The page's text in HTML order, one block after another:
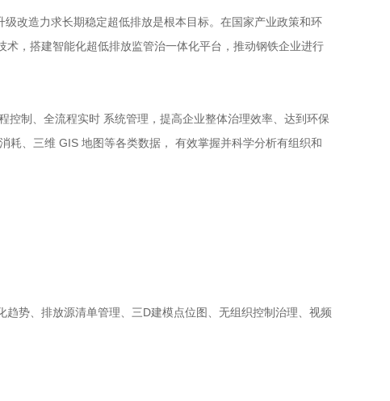
改造力求长期稳定超低排放是根本目标。在国家产业政策和环
，搭建智能化超低排放监管治一体化平台，推动钢铁企业进行
制、全流程实时 系统管理，提高企业整体治理效率、达到环保
耗、三维 GIS 地图等各类数据， 有效掌握并科学分析有组织和
势、排放源清单管理、三D建模点位图、无组织控制治理、视频